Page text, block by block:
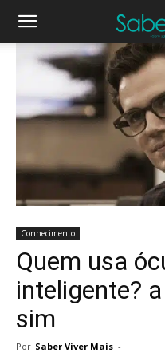
Conhecimento
Quem usa
inteligente?
sim
Por Saber Viver Mais -